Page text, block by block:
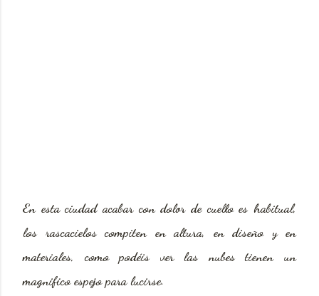
En esta ciudad acabar con dolor de cuello es habitual,
los rascacielos compiten en altura, en diseño y en
materiales, como podéis ver las nubes tienen un
magnifico espejo para lucirse.